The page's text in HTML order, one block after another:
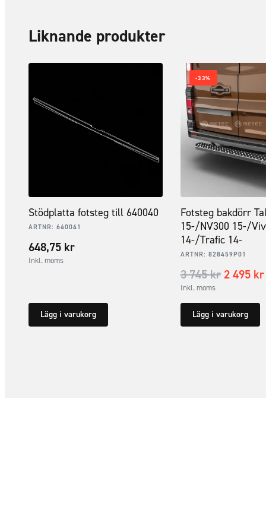
Liknande produkter
Stödplatta fotsteg till 640040
ARTNR: 640041
648,75 kr
Inkl. moms
Lägg i varukorg
-33%
Fotsteg bakdörr
15-/NV300 15-/
14-/Trafic 14-
ARTNR: 828459P01
3 745kr 2 495 kr
Inkl. moms
Lägg i varukorg